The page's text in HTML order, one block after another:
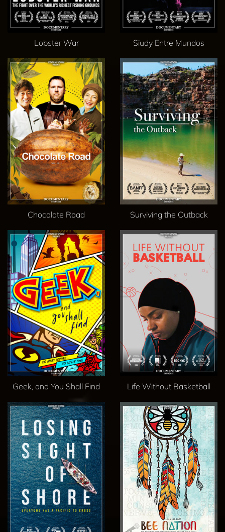
Lobster War Siudy Entre Mundos
Chocolate Road Surviving the Outback
Geek, and You Shall Find Life Without Basketball